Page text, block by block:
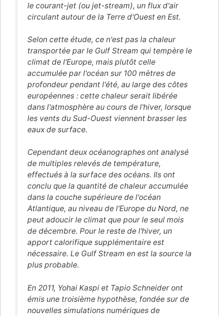
le courant-jet (ou jet-stream), un flux d'air
circulant autour de la Terre d'Ouest en Est.
Selon cette étude, ce n'est pas la chaleur
transportée par le Gulf Stream qui tempère le
climat de l'Europe, mais plutôt celle
accumulée par l'océan sur 100 mètres de
profondeur pendant l'été, au large des côtes
européennes : cette chaleur serait libérée
dans l'atmosphère au cours de l'hiver, lorsque
les vents du Sud-Ouest viennent brasser les
eaux de surface.
Cependant deux océanographes ont analysé
de multiples relevés de température,
effectués à la surface des océans. Ils ont
conclu que la quantité de chaleur accumulée
dans la couche supérieure de l'océan
Atlantique, au niveau de l'Europe du Nord, ne
peut adoucir le climat que pour le seul mois
de décembre. Pour le reste de l'hiver, un
apport calorifique supplémentaire est
nécessaire. Le Gulf Stream en est la source la
plus probable.
En 2011, Yohai Kaspi et Tapio Schneider ont
émis une troisième hypothèse, fondée sur de
nouvelles simulations numériques de